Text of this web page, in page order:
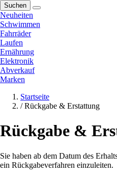
Suchen
Neuheiten
Schwimmen
Fahrräder
Laufen
Ernährung
Elektronik
Abverkauf
Marken
Startseite
/ Rückgabe & Erstattung
Rückgabe &
Sie haben ab dem Datum des
ein Rückgabeverfahren einzuleiten.